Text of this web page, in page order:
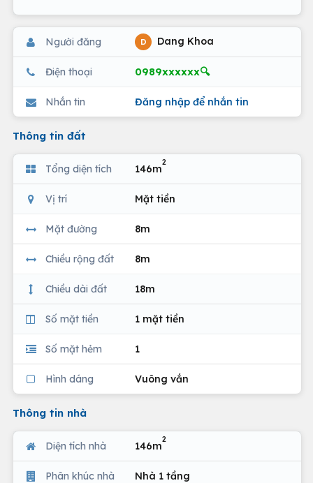
Người đăng D Dang Khoa
Điện thoại 0989xxxxxx🔍
Nhắn tin Đăng nhập để nhắn tin
Thông tin đất
Tổng diện tích 146m
2
Vị trí Mặt tiền
Mặt đường 8m
Chiều rộng đất 8m
Chiều dài đất 18m
Số mặt tiền 1 mặt tiền
Số mặt hẻm 1
Hình dáng Vuông vắn
Thông tin nhà
Diện tích nhà 146m
2
Phân khúc nhà Nhà 1 tầng